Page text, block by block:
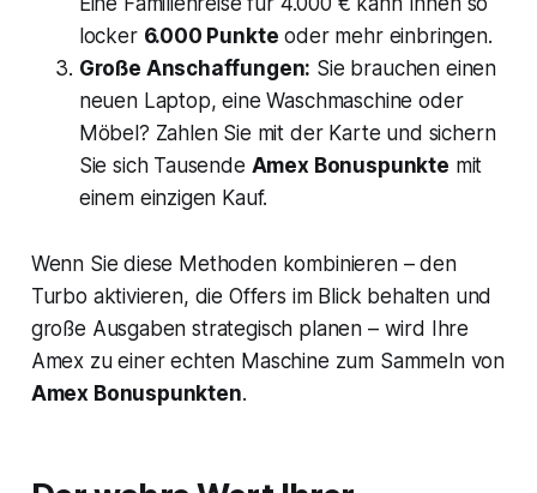
locker 6.000 Punkte oder mehr einbringen.
Große Anschaffungen: Sie brauchen einen
neuen Laptop, eine Waschmaschine oder
Möbel? Zahlen Sie mit der Karte und sichern
Sie sich Tausende Amex Bonuspunkte mit
einem einzigen Kauf.
Wenn Sie diese Methoden kombinieren – den
Turbo aktivieren, die Offers im Blick behalten und
große Ausgaben strategisch planen – wird Ihre
Amex zu einer echten Maschine zum Sammeln von
Amex Bonuspunkten.